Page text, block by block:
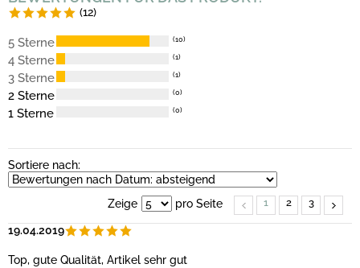
(12)
5 Sterne (10)
4 Sterne (1)
3 Sterne (1)
2 Sterne (0)
1 Sterne (0)
Sortiere nach:
Zeige pro Seite 1 2 3
19.04.2019
Top, gute Qualität, Artikel sehr gut